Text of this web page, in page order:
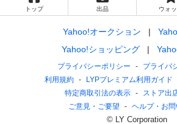
トップ 出品 ウォ
Yahoo!オークション
Yahoo!ショッピング
プライバシーポリシー
プライバ
利用規約
LYPプレミアム利用ガイド
特定商取引法の表示
ストア出
ご意見・ご要望
ヘルプ・お
© LY Corporation